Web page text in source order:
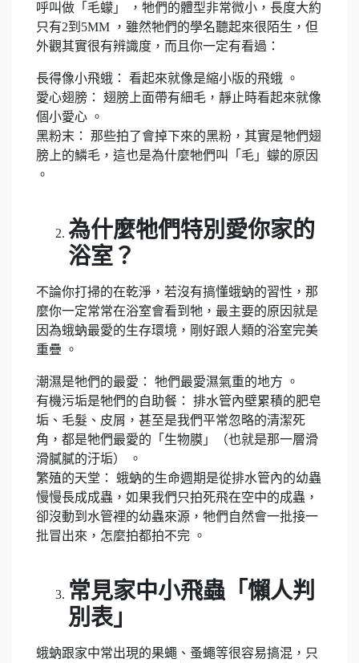
呼叫做「毛蠓」 ，牠們的體型非常微小，長度大約
只有2到5MM ，雖然牠們的學名聽起來很陌生，但
外觀其實很有辨識度，而且你一定有看過：
長得像小飛蛾： 看起來就像是縮小版的飛蛾 。
愛心翅膀： 翅膀上面帶有細毛，靜止時看起來就像
個小愛心 。
黑粉末： 那些拍了會掉下來的黑粉，其實是牠們翅
膀上的鱗毛，這也是為什麼牠們叫「毛」蠓的原因
。
為什麼牠們特別愛你家的
浴室？
不論你打掃的在乾淨，若沒有搞懂蛾蚋的習性，那
麼你一定常常在浴室會看到牠，最主要的原因就是
因為蛾蚋最愛的生存環境，剛好跟人類的浴室完美
重疊 。
潮濕是牠們的最愛： 牠們最愛濕氣重的地方 。
有機污垢是牠們的自助餐： 排水管內壁累積的肥皂
垢、毛髮、皮屑，甚至是我們平常忽略的清潔死
角，都是牠們最愛的「生物膜」（也就是那一層滑
滑膩膩的汙垢） 。
繁殖的天堂： 蛾蚋的生命週期是從排水管內的幼蟲
慢慢長成成蟲，如果我們只拍死飛在空中的成蟲，
卻沒動到水管裡的幼蟲來源，牠們自然會一批接一
批冒出來，怎麼拍都拍不完 。
常見家中小飛蟲「懶人判
別表」
蛾蚋跟家中常出現的果蠅、蚤蠅等很容易搞混，只